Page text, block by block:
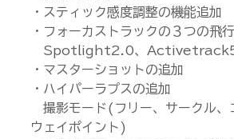
・スティック感度調整の機能追加
・フォーカストラックの３つの飛
Spotlight2.0、
・マスターショットの追加
・ハイパーラプスの追加
撮影モード(フリー、サークル、
ウェイポイント)